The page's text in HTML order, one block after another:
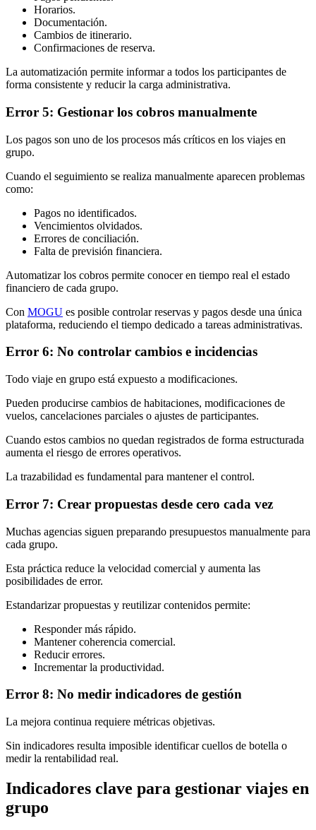
Horarios.
Documentación.
Cambios de itinerario.
Confirmaciones de reserva.
La automatización permite informar a todos los participantes de
forma consistente y reducir la carga administrativa.
Error 5: Gestionar los cobros manualmente
Los pagos son uno de los procesos más críticos en los viajes en
grupo.
Cuando el seguimiento se realiza manualmente aparecen problemas
como:
Pagos no identificados.
Vencimientos olvidados.
Errores de conciliación.
Falta de previsión financiera.
Automatizar los cobros permite conocer en tiempo real el estado
financiero de cada grupo.
Con MOGU es posible controlar reservas y pagos desde una única
plataforma, reduciendo el tiempo dedicado a tareas administrativas.
Error 6: No controlar cambios e incidencias
Todo viaje en grupo está expuesto a modificaciones.
Pueden producirse cambios de habitaciones, modificaciones de
vuelos, cancelaciones parciales o ajustes de participantes.
Cuando estos cambios no quedan registrados de forma estructurada
aumenta el riesgo de errores operativos.
La trazabilidad es fundamental para mantener el control.
Error 7: Crear propuestas desde cero cada vez
Muchas agencias siguen preparando presupuestos manualmente para
cada grupo.
Esta práctica reduce la velocidad comercial y aumenta las
posibilidades de error.
Estandarizar propuestas y reutilizar contenidos permite:
Responder más rápido.
Mantener coherencia comercial.
Reducir errores.
Incrementar la productividad.
Error 8: No medir indicadores de gestión
La mejora continua requiere métricas objetivas.
Sin indicadores resulta imposible identificar cuellos de botella o
medir la rentabilidad real.
Indicadores clave para gestionar viajes en
grupo